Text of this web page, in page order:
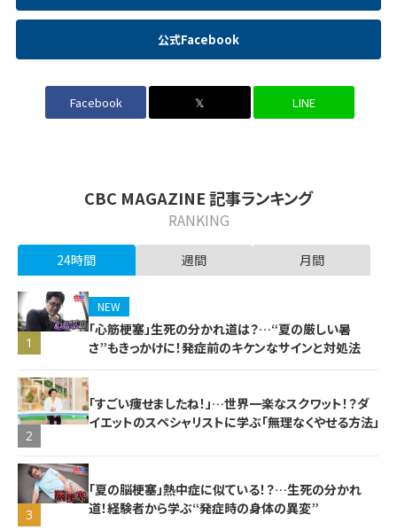
公式Facebook
Facebook 𝕏 LINE
CBC MAGAZINE 記事ランキング
RANKING
24時間 週間 月間
1
NEW
「心筋梗塞」生死の分かれ道は？…“夏の厳しい暑
さ”もきっかけに！発症前のキケンなサインと対処法
2
「すごい痩せましたね！」…世界一楽なスクワット！？ダ
イエットのスペシャリストに学ぶ「無理なくやせる方法」
3
「夏の脳梗塞」熱中症に似ている！？…生死の分かれ
道！経験者から学ぶ“発症時の身体の異変”